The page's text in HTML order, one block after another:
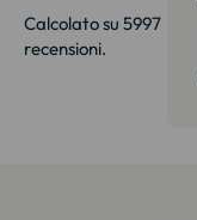
Calcolato su 5997
recensioni.